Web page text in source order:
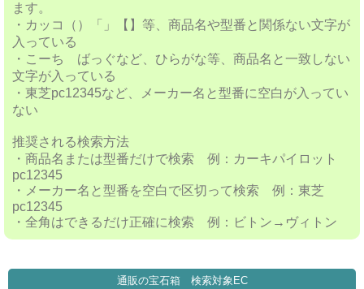
ます。
・カッコ（）「」【】等、商品名や型番と関係ない文字が
入っている
・こーち ばっぐなど、ひらがな等、商品名と一致しない
文字が入っている
・東芝pc12345など、メーカー名と型番に空白が入ってい
ない
推奨される検索方法
・商品名または型番だけで検索 例：カーキパイロット
pc12345
・メーカー名と型番を空白で区切って検索 例：東芝
pc12345
・全角はできるだけ正確に検索 例：ビトン→ヴィトン
通販の宝石箱 検索対象EC